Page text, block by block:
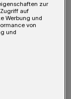
die aus
Wir
in der
zur
auf
Werbung und
von
und